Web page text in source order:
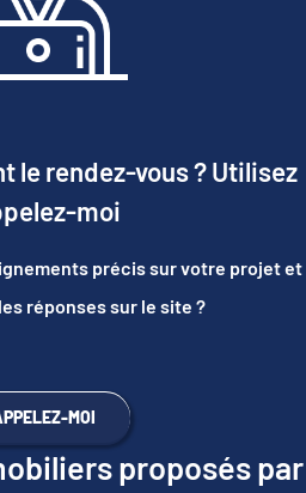
le rendez-vous ? Utilisez
moi
précis sur votre projet et
réponses sur le site ?
MOI
proposés par